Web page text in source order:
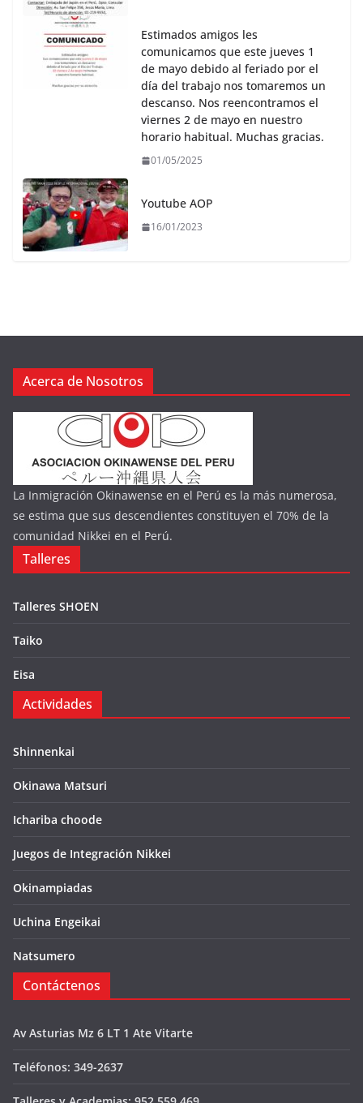
Estimados amigos les
comunicamos que este jueves 1
de mayo debido al feriado por el
día del trabajo nos tomaremos un
descanso. Nos reencontramos el
viernes 2 de mayo en nuestro
horario habitual. Muchas gracias.
01/05/2025
Youtube AOP
16/01/2023
Acerca de Nosotros
La Inmigración Okinawense en el Perú es la más numerosa,
se estima que sus descendientes constituyen el 70% de la
comunidad Nikkei en el Perú.
Talleres
Talleres SHOEN
Taiko
Eisa
Actividades
Shinnenkai
Okinawa Matsuri
Ichariba choode
Juegos de Integración Nikkei
Okinampiadas
Uchina Engeikai
Natsumero
Contáctenos
Av Asturias Mz 6 LT 1 Ate Vitarte
Teléfonos: 349-2637